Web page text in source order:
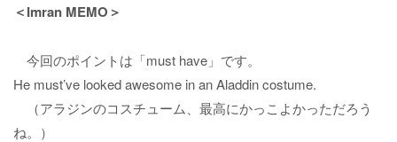
＜Imran MEMO＞
今回のポイントは「must have」です。
He must’ve looked awesome in an Aladdin costume.
（アラジンのコスチューム、最高にかっこよかっただろう
ね。）